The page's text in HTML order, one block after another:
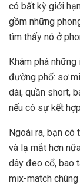
có bất kỳ giới
gồm những
tìm thấy nó ở
Khám phá
đường phố: sơ
dài, quần short,
nếu có sự kết
Ngoài ra, bạn
và lạ mắt hơn
dây đeo cổ, bao
mix-match